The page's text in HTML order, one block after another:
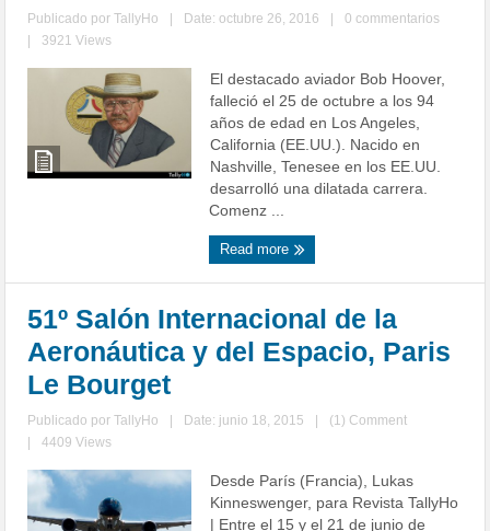
Publicado porTallyHo Date: octubre 26, 2016
0 commentarios
3921 Views
El destacado aviador Bob Hoover,
falleció el 25 de octubre a los 94
años de edad en Los Angeles,
California (EE.UU.). Nacido en
Nashville, Tenesee en los EE.UU.
desarrolló una dilatada carrera.
Comenz ...
Read more
51º Salón Internacional de la
Aeronáutica y del Espacio, Paris
Le Bourget
Publicado porTallyHo Date: junio 18, 2015
(1) Comment
4409 Views
Desde París (Francia), Lukas
Kinneswenger, para Revista TallyHo
| Entre el 15 y el 21 de junio de